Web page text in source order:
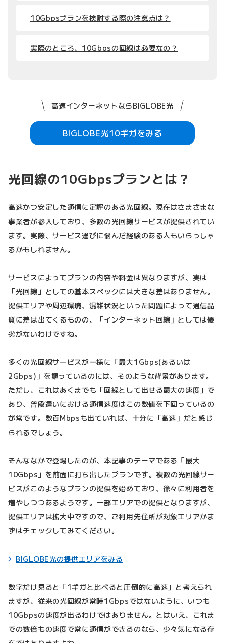
10Gbpsプランを検討する際の注意点は？
実際のところ、10Gbpsの回線は必要なの？
高速インターネットならBIGLOBE光
BIGLOBE光10ギガをみる
光回線の10Gbpsプランとは？
高速かつ安定した通信に定評のある光回線。現在はさまざまな
事業者が参入しており、多数の光回線サービスが提供されてい
ます。実際、サービス選びに悩んだ経験のある人もいらっしゃ
るかもしれません。
サービスによってプランの内容や料金は異なりますが、実は
「光回線」としての基本スペックには大きな差はありません。
提供エリアや周辺環境、混雑状況といった問題によって通信品
質に差は出てくるものの、「インターネット回線」としては優
劣がないわけですね。
多くの光回線サービスが一様に「最大1Gbps(あるいは
2Gbps)」を謳っているのには、そのような背景があります。
ただし、これはあくまでも「回線として出せる最大の速度」で
あり、普段遣いにおける通信速度はこの数値を下回っているの
が常です。数百Mbpsも出ていれば、十分に「高速」だと感じ
られるでしょう。
そんななかで登場したのが、本記事のテーマである「最大
10Gbps」を前面に打ち出したプランです。複数の光回線サー
ビスがこのようなプランの提供を始めており、徐々に利用者を
増やしつつあるようです。一部エリアでの提供となりますが、
提供エリアは拡大中ですので、ご利用先住所が対象エリアかま
ずはチェックしてみてください。
BIGLOBE光の提供エリアをみる
数字だけ見ると「1ギガと比べると圧倒的に高速」と考えられ
ますが、従来の光回線が常時1Gbpsではないように、いつも
10Gbpsの速度が出るわけではありません。とはいえ、これま
での数倍もの速度で常に通信ができるのなら、少々気になる存